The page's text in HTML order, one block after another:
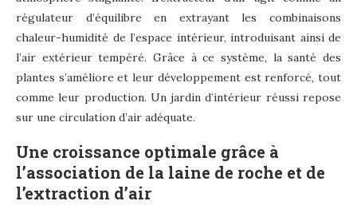
régulateur d’équilibre en extrayant les combinaisons
chaleur-humidité de l’espace intérieur, introduisant ainsi de
l’air extérieur tempéré. Grâce à ce système, la santé des
plantes s’améliore et leur développement est renforcé, tout
comme leur production. Un jardin d’intérieur réussi repose
sur une circulation d’air adéquate.
Une croissance optimale grâce à
l’association de la laine de roche et de
l’extraction d’air